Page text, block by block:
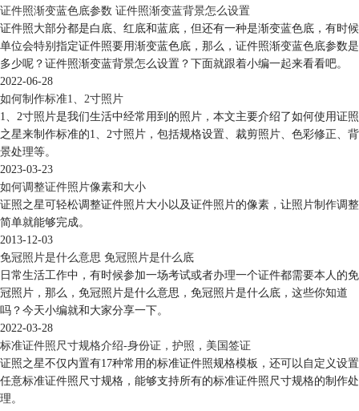
证件照渐变蓝色底参数 证件照渐变蓝背景怎么设置
证件照大部分都是白底、红底和蓝底，但还有一种是渐变蓝色底，有时候
单位会特别指定证件照要用渐变蓝色底，那么，证件照渐变蓝色底参数是
多少呢？证件照渐变蓝背景怎么设置？下面就跟着小编一起来看看吧。
2022-06-28
如何制作标准1、2寸照片
1、2寸照片是我们生活中经常用到的照片，本文主要介绍了如何使用证照
之星来制作标准的1、2寸照片，包括规格设置、裁剪照片、色彩修正、背
景处理等。
2023-03-23
如何调整证件照片像素和大小
证照之星可轻松调整证件照片大小以及证件照片的像素，让照片制作调整
简单就能够完成。
2013-12-03
免冠照片是什么意思 免冠照片是什么底
日常生活工作中，有时候参加一场考试或者办理一个证件都需要本人的免
冠照片，那么，免冠照片是什么意思，免冠照片是什么底，这些你知道
吗？今天小编就和大家分享一下。
2022-03-28
标准证件照尺寸规格介绍-身份证，护照，美国签证
证照之星不仅内置有17种常用的标准证件照规格模板，还可以自定义设置
任意标准证件照尺寸规格，能够支持所有的标准证件照尺寸规格的制作处
理。